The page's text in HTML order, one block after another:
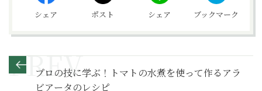
シェア ポスト シェア ブックマーク
プロの技に学ぶ！トマトの水煮を使って作るアラ
ビアータのレシピ